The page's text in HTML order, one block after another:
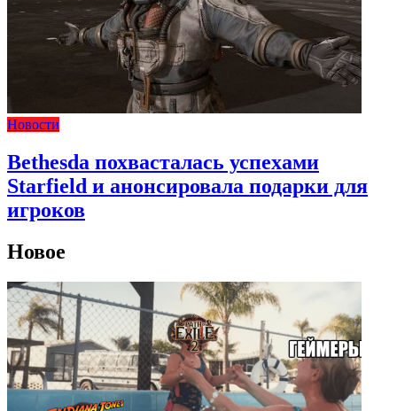
Новости
Bethesda похвасталась успехами
Starfield и анонсировала подарки для
игроков
Новое